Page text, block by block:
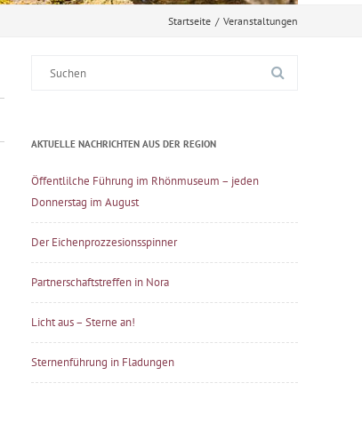
Startseite / Veranstaltungen
AKTUELLE NACHRICHTEN AUS DER REGION
Öffentlilche Führung im Rhönmuseum – jeden
Donnerstag im August
Der Eichenprozzesionsspinner
Partnerschaftstreffen in Nora
Licht aus – Sterne an!
Sternenführung in Fladungen